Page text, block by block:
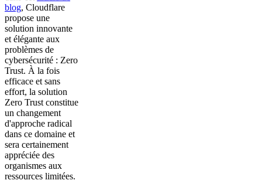
blog, Cloudflare
propose une
solution innovante
et élégante aux
problèmes de
cybersécurité : Zero
Trust. À la fois
efficace et sans
effort, la solution
Zero Trust constitue
un changement
d'approche radical
dans ce domaine et
sera certainement
appréciée des
organismes aux
ressources limitées.